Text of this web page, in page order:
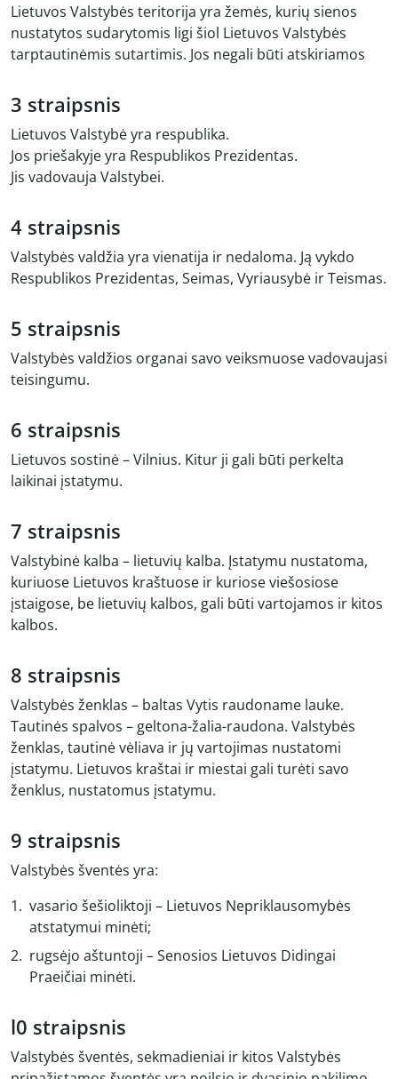
Lietuvos Valstybės teritorija yra žemės, kurių sienos
nustatytos sudarytomis ligi šiol Lietuvos Valstybės
tarptautinėmis sutartimis. Jos negali būti atskiriamos
3 straipsnis
Lietuvos Valstybė yra respublika.
Jos priešakyje yra Respublikos Prezidentas.
Jis vadovauja Valstybei.
4 straipsnis
Valstybės valdžia yra vienatija ir nedaloma. Ją vykdo
Respublikos Prezidentas, Seimas, Vyriausybė ir Teismas.
5 straipsnis
Valstybės valdžios organai savo veiksmuose vadovaujasi
teisingumu.
6 straipsnis
Lietuvos sostinė – Vilnius. Kitur ji gali būti perkelta
laikinai įstatymu.
7 straipsnis
Valstybinė kalba – lietuvių kalba. Įstatymu nustatoma,
kuriuose Lietuvos kraštuose ir kuriose viešosiose
įstaigose, be lietuvių kalbos, gali būti vartojamos ir kitos
kalbos.
8 straipsnis
Valstybės ženklas – baltas Vytis raudoname lauke.
Tautinės spalvos – geltona-žalia-raudona. Valstybės
ženklas, tautinė vėliava ir jų vartojimas nustatomi
įstatymu. Lietuvos kraštai ir miestai gali turėti savo
ženklus, nustatomus įstatymu.
9 straipsnis
Valstybės šventės yra:
vasario šešioliktoji – Lietuvos Nepriklausomybės
atstatymui minėti;
rugsėjo aštuntoji – Senosios Lietuvos Didingai
Praeičiai minėti.
l0 straipsnis
Valstybės šventės, sekmadieniai ir kitos Valstybės